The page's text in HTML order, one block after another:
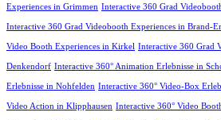
Experiences in Grimmen Interactive 360 Grad
Interactive 360 Grad Videobooth Experiences in Brand-
Video Booth Experiences in Kirkel Interactive 360 Grad
Denkendorf Interactive 360° Animation Erlebnisse in
Erlebnisse in Nohfelden Interactive 360° Video-Box
Video Action in Klipphausen Interactive 360° Video